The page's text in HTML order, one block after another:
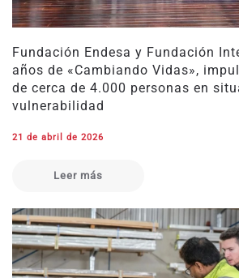
Fundación Endesa y Fundación
años de «Cambiando Vidas»,
de cerca de 4.000 personas en
vulnerabilidad
21 de abril de 2026
Leer más